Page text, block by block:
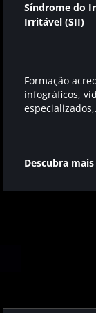
Síndrome do
Irritável (SII)
Formação
infográficos,
Descubra mais